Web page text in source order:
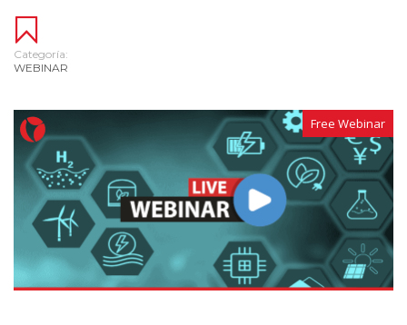
Categoría:
WEBINAR
Free Webinar